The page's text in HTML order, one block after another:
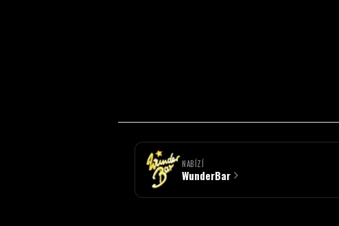
NABÍZÍ
WunderBar